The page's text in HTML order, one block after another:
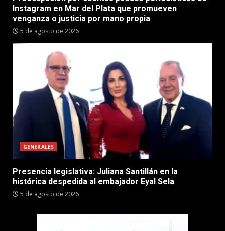
Instagram en Mar del Plata que promueven
venganza o justicia por mano propia
5 de agosto de 2026
GENERALES
Presencia legislativa: Juliana Santillán en la
histórica despedida al embajador Eyal Sela
5 de agosto de 2026